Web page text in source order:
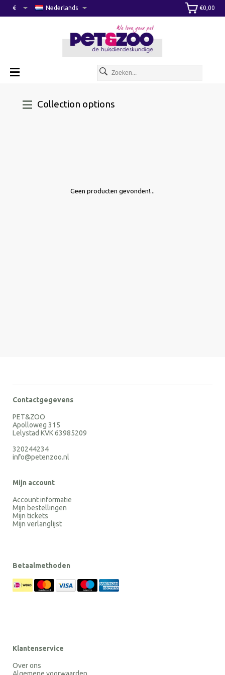
€0,00
Nederlands
€
Collection options
Geen producten gevonden!...
Contactgegevens
PET&ZOO
Apolloweg 315
Lelystad KVK 63985209
320244234
info@petenzoo.nl
Mijn account
Account informatie
Mijn bestellingen
Mijn tickets
Mijn verlanglijst
Betaalmethoden
Klantenservice
Over ons